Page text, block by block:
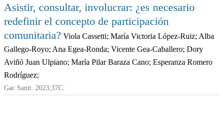
Asistir, consultar, involucrar: ¿es necesario
redefinir el concepto de participación
comunitaria? Viola Cassetti; María Victoria López-Ruiz; Alba
Gallego-Royo; Ana Egea-Ronda; Vicente Gea-Caballero; Dory
Aviñó Juan Ulpiano; María Pilar Baraza Cano; Esperanza Romero
Rodríguez;
Gac Sanit. 2023;37C: